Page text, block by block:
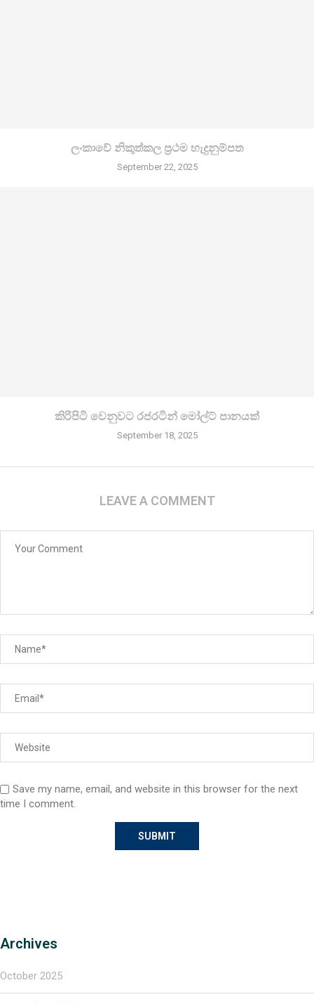
ලංකාවේ නිකුත්කල ප්‍රථම හැදුනුම්පත
September 22, 2025
කිරි­පිටි වෙනු­වට රජ­ර­ටින් මෝල්ට් පානයක්
September 18, 2025
LEAVE A COMMENT
Save my name, email, and website in this browser for the next
time I comment.
Archives
October 2025